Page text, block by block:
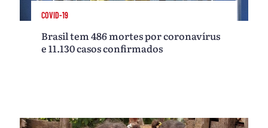
COVID-19
Brasil tem 486 mortes por coronavírus
e 11.130 casos confirmados